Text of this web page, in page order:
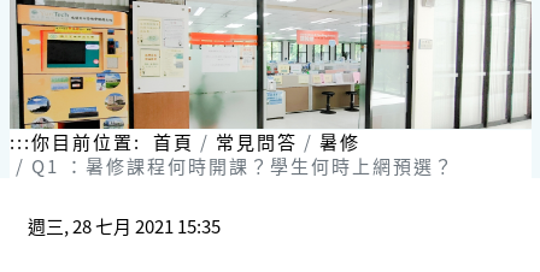
:::你目前位置: 首頁 常見問答
暑修
Q1 ：暑修課程何時開課？學生何時上網預選？
週三, 28 七月 2021 15:35